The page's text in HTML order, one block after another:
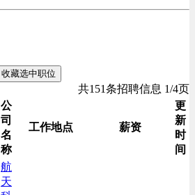
术支持类
收藏选中职位
共151条招聘信息 1/4页
公
司
名
称
工作地点 薪资
更
新
时
间
航
天